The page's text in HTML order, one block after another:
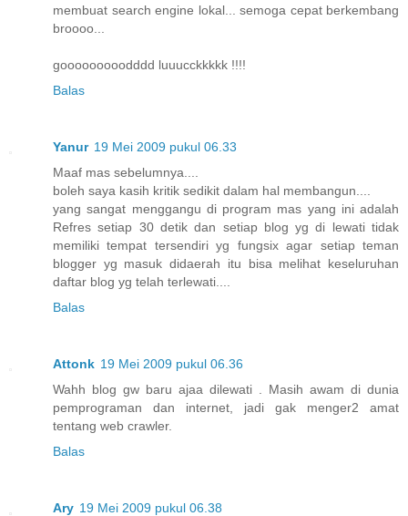
membuat search engine lokal... semoga cepat berkembang
broooo...
gooooooooodddd luuucckkkkk !!!!
Balas
Yanur 19 Mei 2009 pukul 06.33
Maaf mas sebelumnya....
boleh saya kasih kritik sedikit dalam hal membangun....
yang sangat menggangu di program mas yang ini adalah
Refres setiap 30 detik dan setiap blog yg di lewati tidak
memiliki tempat tersendiri yg fungsix agar setiap teman
blogger yg masuk didaerah itu bisa melihat keseluruhan
daftar blog yg telah terlewati....
Balas
Attonk 19 Mei 2009 pukul 06.36
Wahh blog gw baru ajaa dilewati . Masih awam di dunia
pemprograman dan internet, jadi gak menger2 amat
tentang web crawler.
Balas
Ary 19 Mei 2009 pukul 06.38